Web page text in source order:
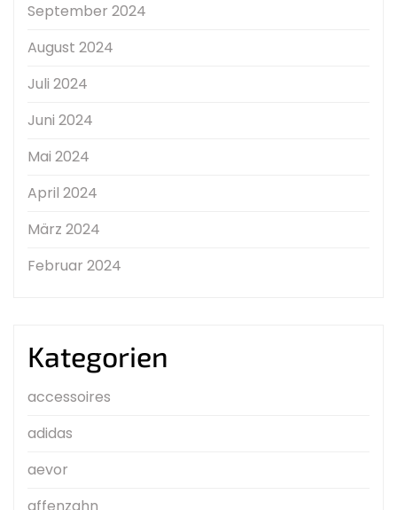
September 2024
August 2024
Juli 2024
Juni 2024
Mai 2024
April 2024
März 2024
Februar 2024
Kategorien
accessoires
adidas
aevor